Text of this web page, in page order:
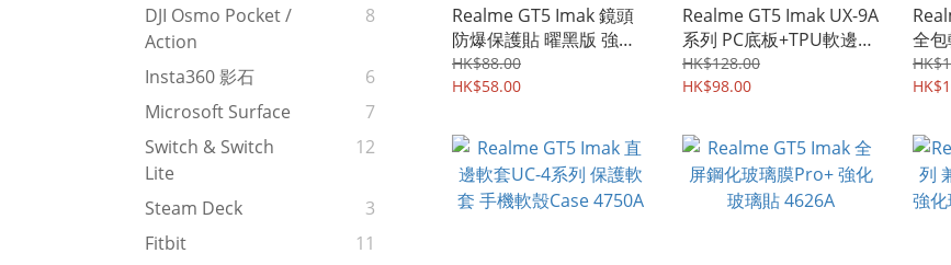
DJI Osmo Pocket /
Action
8
Insta360 影石
6
Microsoft Surface
7
Switch & Switch
Lite
12
Steam Deck
3
Fitbit
11
Realme GT5 Imak 鏡頭
防爆保護貼 曜黑版 強化
鋼化玻璃貼膜 4321A
HK$88.00
HK$58.00
Realme GT5 Imak UX-9A
系列 PC底板+TPU軟邊框
保護殼 手機殼Case
3078A
HK$128.00
HK$98.00
全
手機